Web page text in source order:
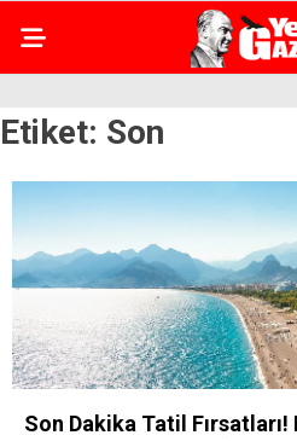
Etiket: Son
Son Dakika Tatil Fırsatları!